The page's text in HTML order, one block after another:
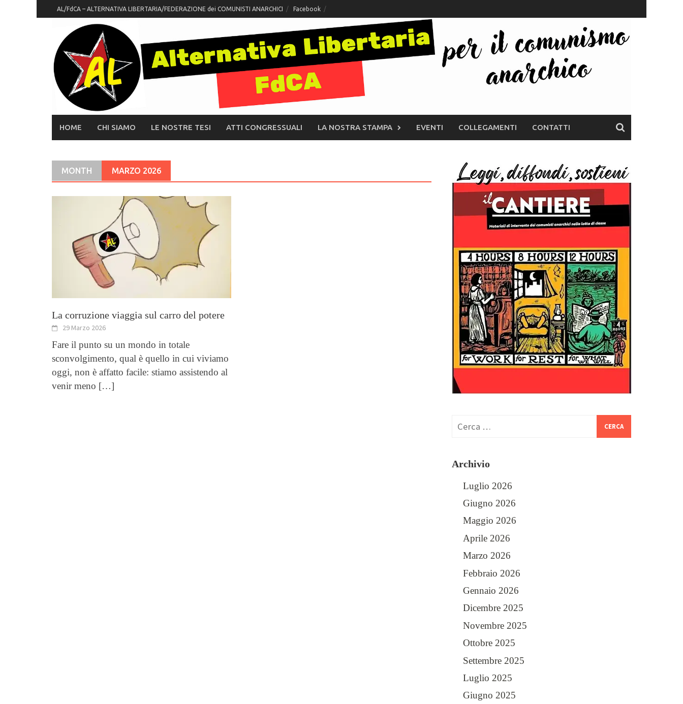
to
AL/FdCA – ALTERNATIVA LIBERTARIA/FEDERAZIONE dei COMUNISTI ANARCHICI Facebook
HOME CHI SIAMO LE NOSTRE TESI ATTI CONGRESSUALI LA NOSTRA STAMPA EVENTI COLLEGAMENTI CONTATTI
MONTH MARZO 2026
La corruzione viaggia sul carro del potere
29 Marzo 2026
Fare il punto su un mondo in totale
sconvolgimento, qual è quello in cui viviamo
oggi, non è affatto facile: stiamo assistendo al
venir meno […]
Archivio
Luglio 2026
Giugno 2026
Maggio 2026
Aprile 2026
Marzo 2026
Febbraio 2026
Gennaio 2026
Dicembre 2025
Novembre 2025
Ottobre 2025
Settembre 2025
Luglio 2025
Giugno 2025